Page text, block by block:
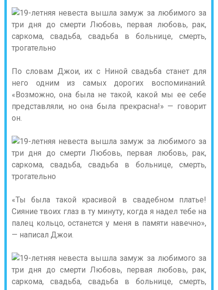
По словам Джои, их с Ниной свадьба станет для
него одним из самых дорогих воспоминаний.
«Возможно, она была не такой, какой мы ее себе
представляли, но она была прекрасна!» — говорит
он.
«Ты была такой красивой в свадебном платье!
Сияние твоих глаз в ту минуту, когда я надел тебе на
палец кольцо, останется у меня в памяти навечно»,
— написал Джои.